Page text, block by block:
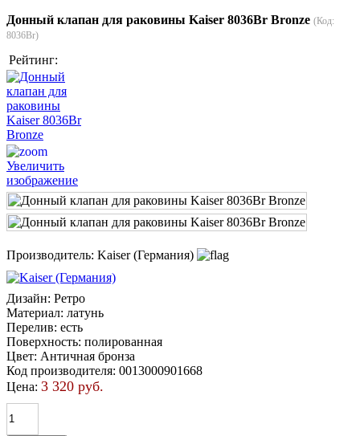
Донный клапан для раковины Kaiser 8036Br Bronze (Код:
8036Br)
Рейтинг:
Увеличить
изображение
Производитель: Kaiser (Германия)
Дизайн: Ретро
Материал: латунь
Перелив: есть
Поверхность: полированная
Цвет: Античная бронза
Код производителя: 0013000901668
Цена: 3 320 руб.